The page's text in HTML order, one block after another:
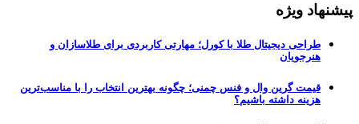
پیشنهاد ویژه
طراحی دیجیتال طلا با کورل؛ مهارتی کاربردی برای طلاسازان و
هنرجویان
قیمت گرین وال و فنس چمنی؛ چگونه بهترین انتخاب را با مناسب‌ترین
هزینه داشته باشیم؟